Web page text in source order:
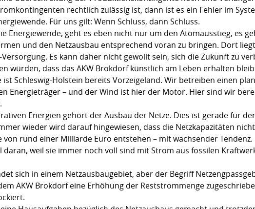
rechtlich zulässig ist, dann ist es ein Fehler im
Für uns gilt: Wenn Schluss, dann Schluss.
Energiewende, geht es eben nicht nur um den Atomausstieg, es
und den Netzausbau entsprechend voran zu bringen. Dort
Es kann daher nicht gewollt sein, sich die Zukunft zu
würden, dass das AKW Brokdorf künstlich am Leben erhalten
ist Schleswig-Holstein bereits Vorzeigeland. Wir betreiben einen
Energieträger – und der Wind ist hier der Motor. Hier sind wir
Energien gehört der Ausbau der Netze. Dies ist gerade für
wieder wird darauf hingewiesen, dass die Netzkapazitäten
von rund einer Milliarde Euro entstehen – mit wachsender
daran, weil sie immer noch voll sind mit Strom aus fossilen
sich in einem Netzausbaugebiet, aber der Begriff
AKW Brokdorf eine Erhöhung der Reststrommenge